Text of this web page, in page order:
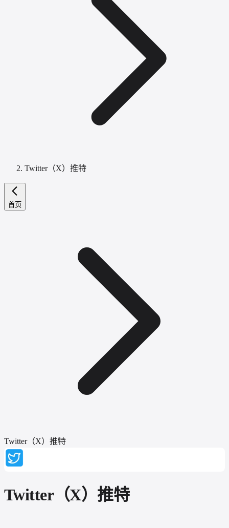
Twitter（X）推特
首页
Twitter（X）推特
Twitter（X）推特